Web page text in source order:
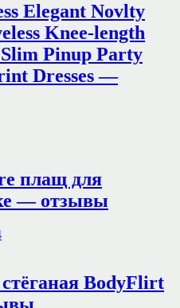
Elegant Novlty
Knee-length
Pinup Party
Dresses —
плащ для
— отзывы
BodyFlirt